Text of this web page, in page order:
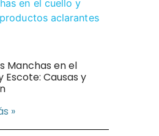
Manchas en el
Escote: Causas y
»